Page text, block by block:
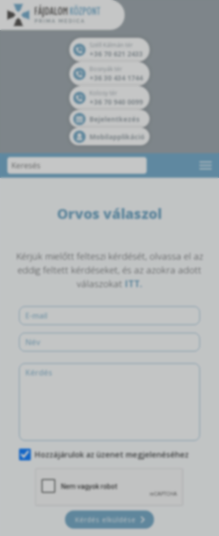
+36 70 621 2433
+36 30 434 1744
+36 70 940 0099
Bejelentkezés
Mobilapplikáció
Orvos válaszol
Kérjük mielőtt felteszi kérdését, olvassa el az
eddig feltett kérdéseket, és az azokra adott
válaszokat ITT.
Hozzájárulok az üzenet megjelenéséhez
Kérdés elküldése